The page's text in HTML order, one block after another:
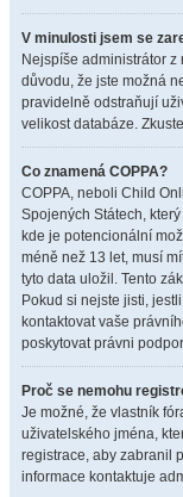
V minulosti jsem se
Nejspíše administrátor
důvodu, že jste možná
pravidelně odstraňují
velikost databáze.
Co znamená COPPA?
COPPA, neboli Child
Spojených Státech,
kde je potencionální
méně než 13 let, musí
tyto data uložil. Tento
Pokud si nejste jisti,
kontaktovat vaše
poskytovat právni
Proč se nemohu
Je možné, že vlastník
uživatelského jména,
registrace, aby zabranil
informace kontaktuje